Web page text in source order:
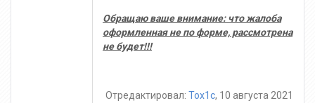
Обращаю ваше внимание: что жалоба
оформленная не по форме, рассмотрена
не будет!!!
Отредактировал: Tox1c, 10 августа 2021